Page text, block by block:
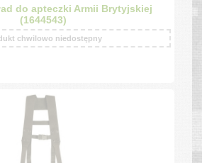
do apteczki Armii Brytyjskiej
(1644543)
chwilowo niedostępny